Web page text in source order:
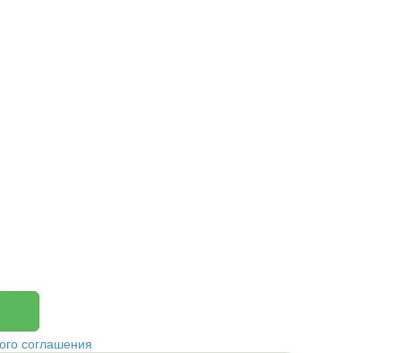
соглашения